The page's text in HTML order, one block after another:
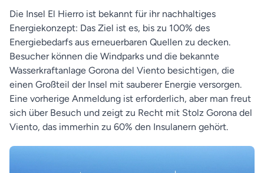
Die Insel El Hierro ist bekannt für ihr nachhaltiges
Energiekonzept: Das Ziel ist es, bis zu 100% des
Energiebedarfs aus erneuerbaren Quellen zu decken.
Besucher können die Windparks und die bekannte
Wasserkraftanlage Gorona del Viento besichtigen, die
einen Großteil der Insel mit sauberer Energie versorgen.
Eine vorherige Anmeldung ist erforderlich, aber man freut
sich über Besuch und zeigt zu Recht mit Stolz Gorona del
Viento, das immerhin zu 60% den Insulanern gehört.